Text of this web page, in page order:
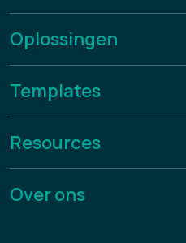
Oplossingen
Templates
Resources
Over ons